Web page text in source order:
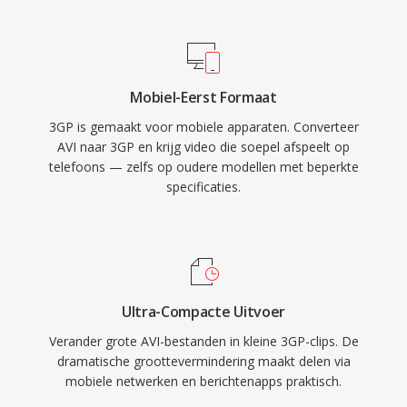
universeel herkende multimediaformaten en
wordt het nog breed ondersteund door
mediaspelers en bewerkingstools op alle grote
UMTS-netwerkprotocollen en bevat
voorzieningen voor getimede tekst en
stilstaande beelden binnen de container. Brede
adoptie door grote handsetfabrikanten zorgde
ervoor dat vrijwel elke 3G-capabele telefoon
3GP-media native kon verwerken. Hoewel
formaten, worden 3GP-bestanden nog steeds
aangetroffen in archieven van oudere mobiele
opnames en in regio&#039;s waar
bandbreedteefficients videolevering belangrijk
blijft.
Mobiel-Eerst Formaat
3GP is gemaakt voor mobiele apparaten. Converteer
AVI naar 3GP en krijg video die soepel afspeelt op
telefoons — zelfs op oudere modellen met beperkte
specificaties.
Ultra-Compacte Uitvoer
Verander grote AVI-bestanden in kleine 3GP-clips. De
dramatische groottevermindering maakt delen via
mobiele netwerken en berichtenapps praktisch.